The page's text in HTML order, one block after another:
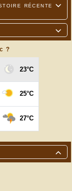

récente

?
